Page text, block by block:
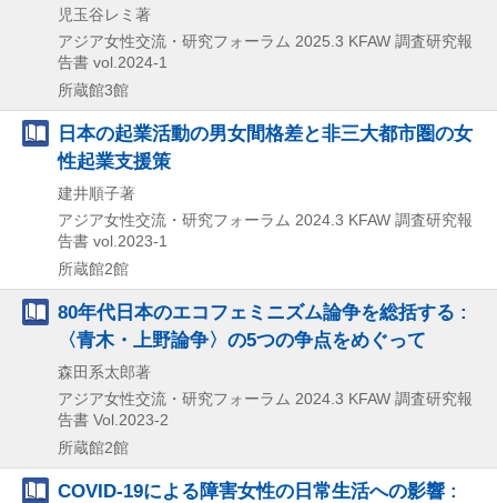
児玉谷レミ著
アジア女性交流・研究フォーラム 2025.3 KFAW 調査研究報
告書 vol.2024-1
所蔵館3館
日本の起業活動の男女間格差と非三大都市圏の女
性起業支援策
建井順子著
アジア女性交流・研究フォーラム 2024.3 KFAW 調査研究報
告書 vol.2023-1
所蔵館2館
80年代日本のエコフェミニズム論争を総括する :
〈青木・上野論争〉の5つの争点をめぐって
森田系太郎著
アジア女性交流・研究フォーラム 2024.3 KFAW 調査研究報
告書 Vol.2023-2
所蔵館2館
COVID-19による障害女性の日常生活への影響 :